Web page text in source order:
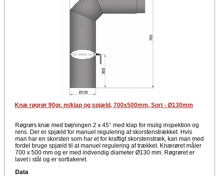
Knæ røgrør 90gr. m/klap og spjæld, 700x500mm, Sort - Ø130mm
Røgrørs knæ med bøjningen 2 x 45° med klap for mulig inspektion og
rens. Der er spjæld for manuel regulering af skorstenstrækket. Hvis
man har en skorsten som har et for kraftigt skorstenstræk, kan man med
fordel bruge spjæld til at manuel regulering af trækket. Knærøret måler
700 x 500 mm og er med indvendig diameter Ø130 mm. Røgrøret er
lavet i stål og er sortlakeret.
Data